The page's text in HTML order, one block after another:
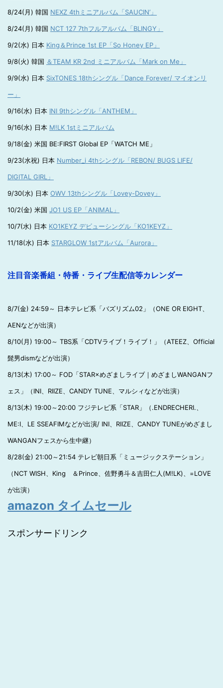
8/24(月) 韓国 NEXZ 4thミニアルバム「SAUCIN’」
8/24(月) 韓国 NCT 127 7thフルアルバム「BLINGY」
9/2(水) 日本 King＆Prince 1st EP「So Honey EP」
9/8(火) 韓国 ＆TEAM KR 2nd ミニアルバム「Mark on Me」
9/9(水) 日本 SixTONES 18thシングル「Dance Forever/ マイオンリ
ー」
9/16(水) 日本 INI 9thシングル「ANTHEM」
9/16(水) 日本 M!LK 1stミニアルバム
9/18(金) 米国 BE:FIRST Global EP「WATCH ME」
9/23(水祝) 日本 Number_i 4thシングル「REBON/ BUGS LIFE/
DIGITAL GIRL」
9/30(水) 日本 OWV 13thシングル「Lovey-Dovey」
10/2(金) 米国 JO1 US EP「ANIMAL」
10/7(水) 日本 KO1KEYZ デビューシングル「KO1KEYZ」
11/18(水) 日本 STARGLOW 1stアルバム「Aurora」
注目音楽番組・特番・ライブ生配信等カレンダー
8/7(金) 24:59～ 日本テレビ系「バズリズム02」（ONE OR EIGHT、
AENなどが出演）
8/10(月) 19:00～ TBS系「CDTVライブ！ライブ！」（ATEEZ、Official
髭男dismなどが出演）
8/13(木) 17:00～ FOD「STAR×めざましライブ｜めざましWANGANフ
ェス」（INI、RIIZE、CANDY TUNE、マルシィなどが出演）
8/13(木) 19:00～20:00 フジテレビ系「STAR」（.ENDRECHERI.、
ME:I、LE SSEAFIMなどが出演/ INI、RIIZE、CANDY TUNEがめざまし
WANGANフェスから生中継）
8/28(金) 21:00～21:54 テレビ朝日系「ミュージックステーション」
（NCT WISH、King ＆Prince、佐野勇斗＆吉田仁人(M!LK)、=LOVE
が出演）
amazon タイムセール
スポンサードリンク